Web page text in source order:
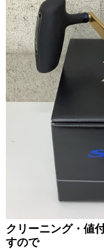
クリーニング・値
すので